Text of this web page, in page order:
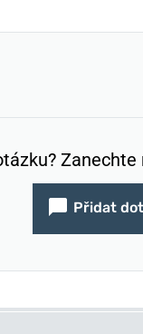
Přidat